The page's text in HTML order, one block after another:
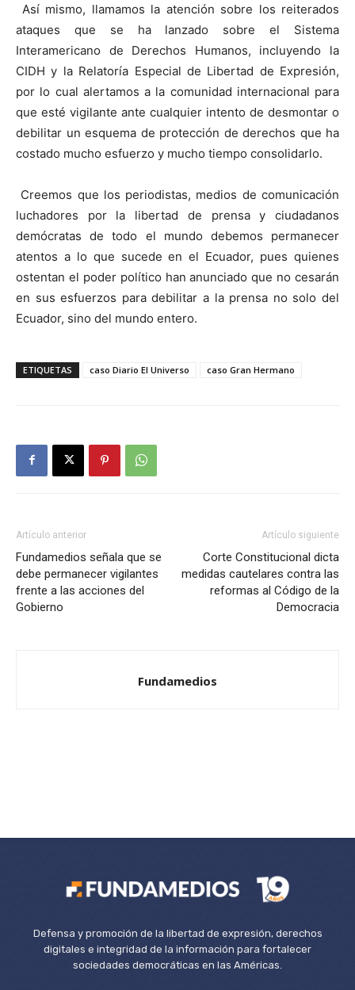
Así mismo, llamamos la atención sobre los reiterados
ataques que se ha lanzado sobre el Sistema
Interamericano de Derechos Humanos, incluyendo la
CIDH y la Relatoría Especial de Libertad de Expresión,
por lo cual alertamos a la comunidad internacional para
que esté vigilante ante cualquier intento de desmontar o
debilitar un esquema de protección de derechos que ha
costado mucho esfuerzo y mucho tiempo consolidarlo.
Creemos que los periodistas, medios de comunicación
luchadores por la libertad de prensa y ciudadanos
demócratas de todo el mundo debemos permanecer
atentos a lo que sucede en el Ecuador, pues quienes
ostentan el poder político han anunciado que no cesarán
en sus esfuerzos para debilitar a la prensa no solo del
Ecuador, sino del mundo entero.
ETIQUETAS caso Diario El Universo caso Gran Hermano
Artículo anterior
Fundamedios señala que se
debe permanecer vigilantes
frente a las acciones del
Gobierno
Artículo siguiente
Corte Constitucional dicta
medidas cautelares contra las
reformas al Código de la
Democracia
Fundamedios
Defensa y promoción de la libertad de expresión, derechos
digitales e integridad de la información para fortalecer
sociedades democráticas en las Américas.